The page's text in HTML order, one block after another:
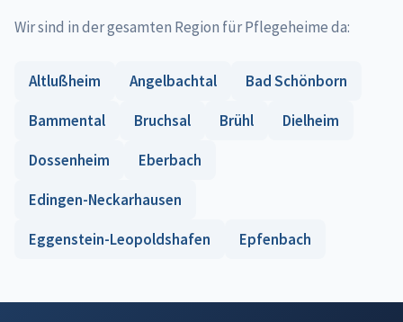
Wir sind in der gesamten Region für Pflegeheime da:
Altlußheim Angelbachtal
Bad Schönborn
Bammental
Bruchsal Brühl
Dielheim
Dossenheim
Eberbach
Edingen-Neckarhausen
Eggenstein-Leopoldshafen
Epfenbach